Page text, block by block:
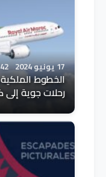
17 يونيو 2024
الخطوط
رحلات جوية إلى